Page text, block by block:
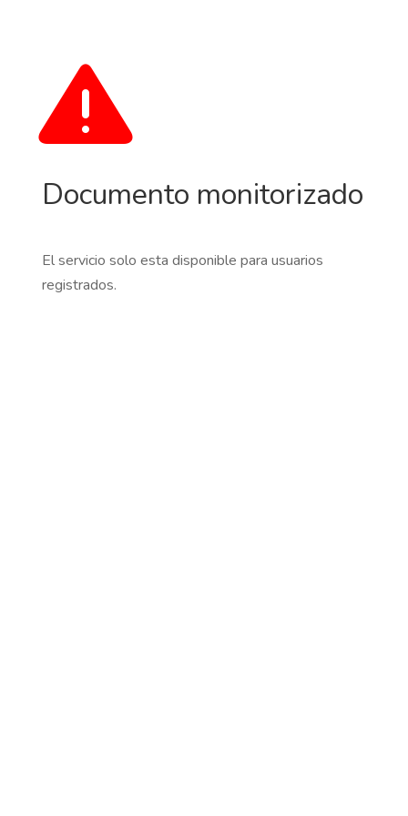
Documento monitorizado
El servicio solo esta disponible para usuarios
registrados.